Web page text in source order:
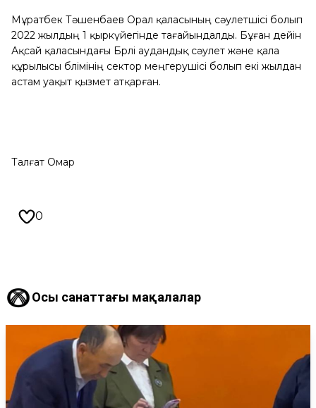
Мұратбек Тәшенбаев Орал қаласының сәулетшісі болып
2022 жылдың 1 қыркүйегінде тағайындалды. Бұған дейін
Ақсай қаласындағы Бөрлі аудандық сәулет және қала
құрылысы бөлімінің сектор меңгерушісі болып екі жылдан
астам уақыт қызмет атқарған.
Талғат Омар
0
Осы санаттағы мақалалар